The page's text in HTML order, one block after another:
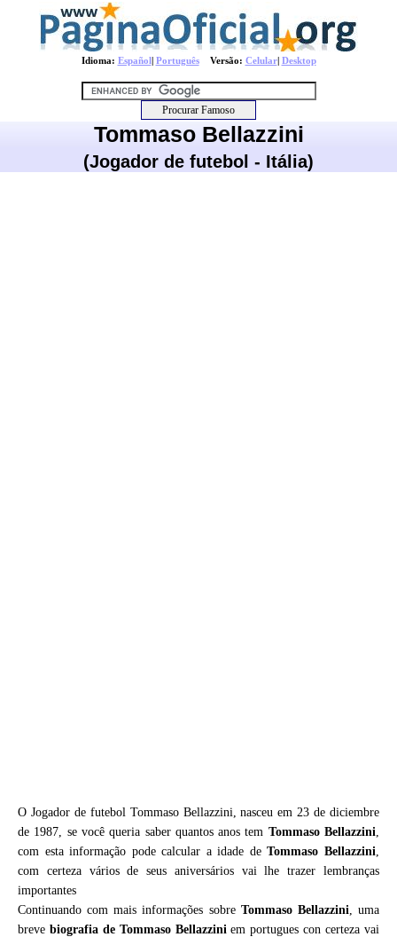
Idioma: Español| PortuguêsVersão: Celular| Desktop
Tommaso Bellazzini
(Jogador de futebol - Itália)
O Jogador de futebol Tommaso Bellazzini, nasceu em 23 de diciembre
de 1987, se você queria saber quantos anos tem Tommaso Bellazzini,
com esta informação pode calcular a idade deTommaso Bellazzini,
com certeza vários de seus aniversários vai lhe trazer lembranças
importantes
Continuando com mais informações sobre Tommaso Bellazzini, uma
breve biografia de Tommaso Bellazziniem portugues con certeza vai